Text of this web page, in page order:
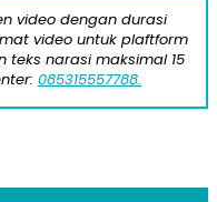
video dengan durasi
video untuk plaftform
teks narasi maksimal 15
085315557788.